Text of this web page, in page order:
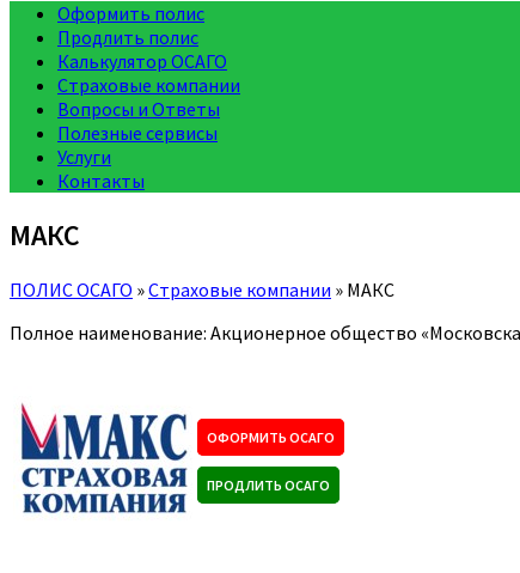
Оформить полис
Продлить полис
Калькулятор ОСАГО
Страховые компании
Вопросы и Ответы
Полезные сервисы
Услуги
Контакты
МАКС
ПОЛИС ОСАГО »Страховые компании » МАКС
Полное наименование: Акционерное общество
ОФОРМИТЬ ОСАГО
ПРОДЛИТЬ ОСАГО